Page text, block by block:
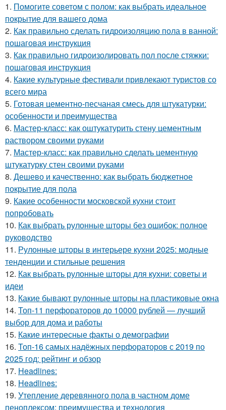
1. Помогите советом с полом: как выбрать идеальное
покрытие для вашего дома
2. Как правильно сделать гидроизоляцию пола в ванной:
пошаговая инструкция
3. Как правильно гидроизолировать пол после стяжки:
пошаговая инструкция
4. Какие культурные фестивали привлекают туристов со
всего мира
5. Готовая цементно-песчаная смесь для штукатурки:
особенности и преимущества
6. Мастер-класс: как оштукатурить стену цементным
раствором своими руками
7. Мастер-класс: как правильно сделать цементную
штукатурку стен своими руками
8. Дешево и качественно: как выбрать бюджетное
покрытие для пола
9. Какие особенности московской кухни стоит
попробовать
10. Как выбрать рулонные шторы без ошибок: полное
руководство
11. Рулонные шторы в интерьере кухни 2025: модные
тенденции и стильные решения
12. Как выбрать рулонные шторы для кухни: советы и
идеи
13. Какие бывают рулонные шторы на пластиковые окна
14. Топ-11 перфораторов до 10000 рублей — лучший
выбор для дома и работы
15. Какие интересные факты о демографии
16. Топ-16 самых надёжных перфораторов с 2019 по
2025 год: рейтинг и обзор
17. Headlines:
18. Headlines:
19. Утепление деревянного пола в частном доме
пеноплексом: преимущества и технология